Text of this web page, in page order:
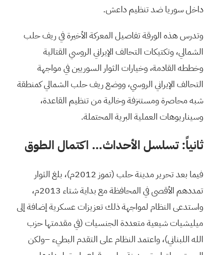
داخل سوريا ضد تنظيم داعش.
وتدرس هذه الورقة تفاصيل المعركة الأخيرة في ريف حلب
الشمالي، وتكتيكات التحالف الإيراني الروسي القتالية
وخططه القادمة، وخيارات الثوار السوريين في مواجهة
التحالف الإيراني الروسي، ووضع ريف حلب الشمالي كمنطقة
شبه محاصرة ومستنزفة وخالية من تنظيم القاعدة،
وسيناريوهات العملية البرية المحتملة.
ثانياً: تسلسل الأحداث… اكتمال الطوق
فيما بعد تحرير مدينة حلب (تموز 2012م)، بلغ الثوار
تمددهم الأقصى في المحافظة مع بداية شتاء 2013م،
واستدعى النظام لمواجهة ذلك تعزيزات عسكرية إضافة إلى
ميليشيات شيعية متعددة الجنسيات (في مقدمتها حزب
الله اللبناني)، واعتمد النظام على التقدم البطيء –ولكن